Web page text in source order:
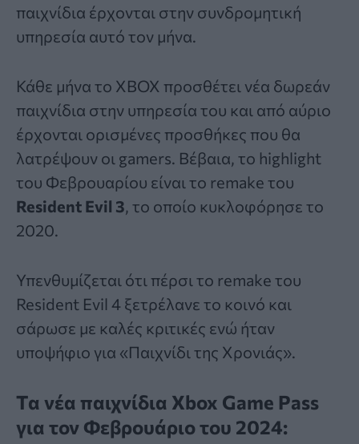
παιχνίδια έρχονται στην συνδρομητική
υπηρεσία αυτό τον μήνα.
Κάθε μήνα το XBOX προσθέτει νέα δωρεάν
παιχνίδια στην υπηρεσία του και από αύριο
έρχονται ορισμένες προσθήκες που θα
λατρέψουν οι gamers. Bέβαια, το highlight
του Φεβρουαρίου είναι το remake του
Resident Evil 3, το οποίο κυκλοφόρησε το
2020.
Υπενθυμίζεται ότι πέρσι το remake του
Resident Evil 4 ξετρέλανε το κοινό και
σάρωσε με καλές κριτικές ενώ ήταν
υποψήφιο για «Παιχνίδι της Χρονιάς».
Tα νέα παιχνίδια Xbox Game Pass
για τον Φεβρουάριο του 2024: